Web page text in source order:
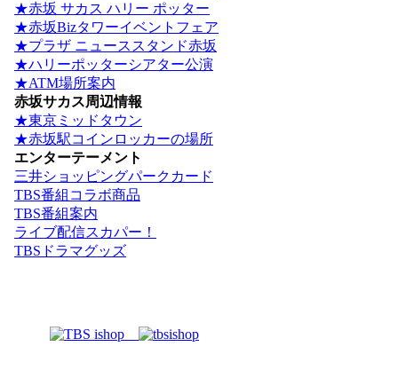
★赤坂 サカス ハリー ポッター
★赤坂Bizタワーイベントフェア
★プラザ ニューススタンド赤坂
★ハリーポッターシアター公演
★ATM場所案内
赤坂サカス周辺情報
★東京ミッドタウン
★赤坂駅コインロッカーの場所
エンターテーメント
三井ショッピングパークカード
TBS番組コラボ商品
TBS番組案内
ライブ配信スカパー！
TBSドラマグッズ